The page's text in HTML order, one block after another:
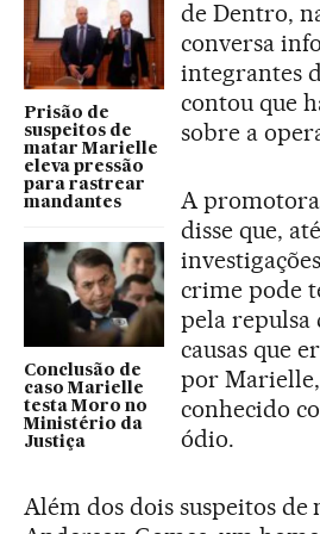
Prisão de
suspeitos de
matar Marielle
eleva pressão
para rastrear
mandantes
Conclusão de
caso Marielle
testa Moro no
Ministério da
Justiça
de Dentro,
conversa
integrantes
contou que
sobre a
A
disse que,
crime pode
pela repulsa
causas que
por
conhecido
ódio.
Além dos dois suspeitos